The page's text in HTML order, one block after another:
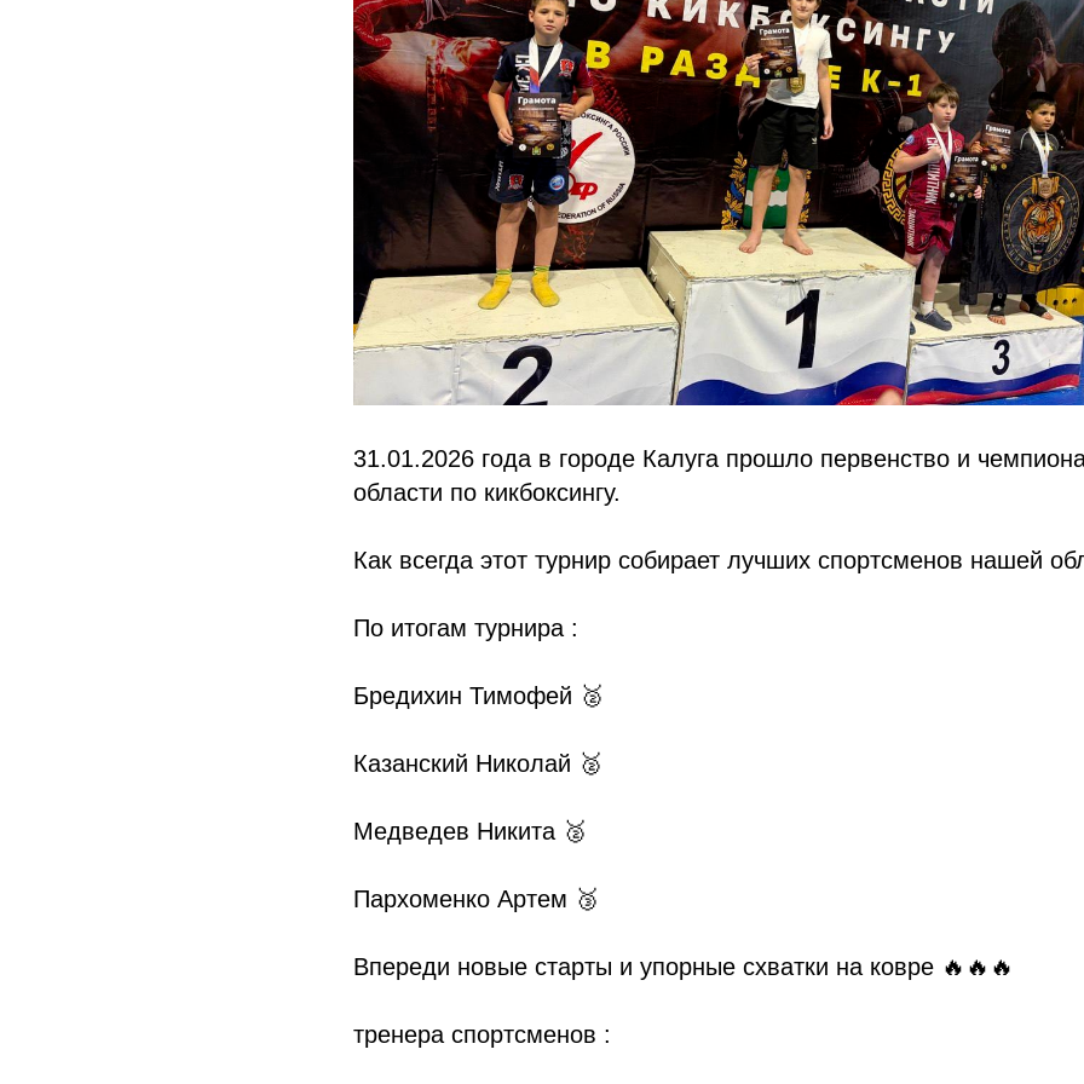
31.01.2026 года в городе Калуга прошло первенство и
области по кикбоксингу.
Как всегда этот турнир собирает лучших спортсменов нашей
По итогам турнира :
Бредихин Тимофей 🥈
Казанский Николай 🥈
Медведев Никита 🥈
Пархоменко Артем 🥉
Впереди новые старты и упорные схватки на ковре 🔥🔥🔥
тренера спортсменов :